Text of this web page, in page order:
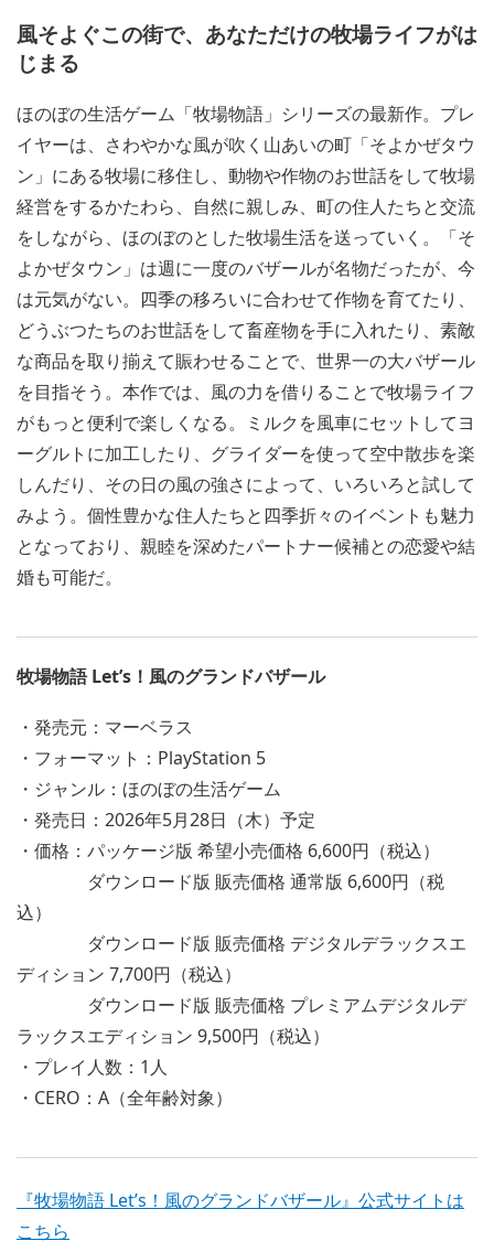
風そよぐこの街で、あなただけの牧場ライフがは
じまる
ほのぼの生活ゲーム「牧場物語」シリーズの最新作。プレ
イヤーは、さわやかな風が吹く山あいの町「そよかぜタウ
ン」にある牧場に移住し、動物や作物のお世話をして牧場
経営をするかたわら、自然に親しみ、町の住人たちと交流
をしながら、ほのぼのとした牧場生活を送っていく。「そ
よかぜタウン」は週に一度のバザールが名物だったが、今
は元気がない。四季の移ろいに合わせて作物を育てたり、
どうぶつたちのお世話をして畜産物を手に入れたり、素敵
な商品を取り揃えて賑わせることで、世界一の大バザール
を目指そう。本作では、風の力を借りることで牧場ライフ
がもっと便利で楽しくなる。ミルクを風車にセットしてヨ
ーグルトに加工したり、グライダーを使って空中散歩を楽
しんだり、その日の風の強さによって、いろいろと試して
みよう。個性豊かな住人たちと四季折々のイベントも魅力
となっており、親睦を深めたパートナー候補との恋愛や結
婚も可能だ。
牧場物語 Let’s！風のグランドバザール
・発売元：マーベラス
・フォーマット：PlayStation 5
・ジャンル：ほのぼの生活ゲーム
・発売日：2026年5月28日（木）予定
・価格：パッケージ版 希望小売価格 6,600円（税込）
ダウンロード版 販売価格 通常版 6,600円（税
込）
ダウンロード版 販売価格 デジタルデラックスエ
ディション 7,700円（税込）
ダウンロード版 販売価格 プレミアムデジタルデ
ラックスエディション 9,500円（税込）
・プレイ人数：1人
・CERO：A（全年齢対象）
『牧場物語 Let’s！風のグランドバザール』公式サイトは
こちら